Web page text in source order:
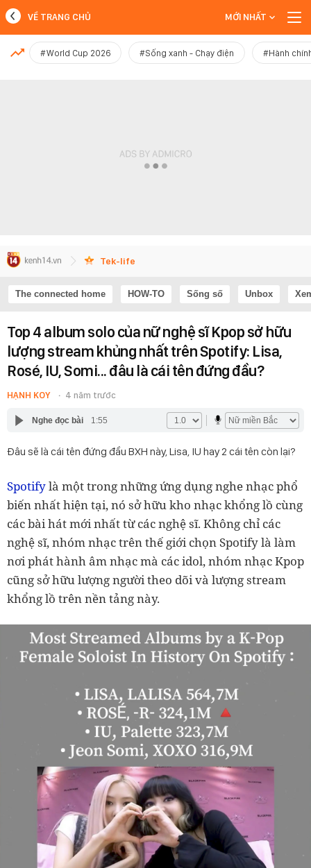
MỚI NHẤT
VỀ TRANG CHỦ MỚI NHẤT
#World Cup 2026 #Sống xanh - Chạy điện #Hành
Tek-life
The connected home HOW-TO Sống số Unbox
Top 4 album solo của nữ nghệ sĩ Kpop sở hữu
lượng stream khủng nhất trên Spotify: Lisa,
Rosé, IU, Somi... đâu là cái tên đứng đầu?
HẠNH KOY 4 năm trước
Nghe đọc bài 1:55
Đâu sẽ là cái tên đứng đầu BXH này, Lisa, IU hay 2 cái tên còn lại?
Spotifylà một trong những ứng dụng nghe nhạc phổ
biến nhất hiện tại, nó sở hữu kho nhạc khổng lồ cùng
các bài hát mới nhất từ các nghệ sĩ. Không chỉ các
nghệ sĩ, nhóm nhạc trên thế giới chọn Spotify là làm
nơi phát hành âm nhạc mà các idol, nhóm nhạc Kpop
cũng sở hữu lượng người theo dõi và lượng stream
khổng lồ trên nền tảng này.